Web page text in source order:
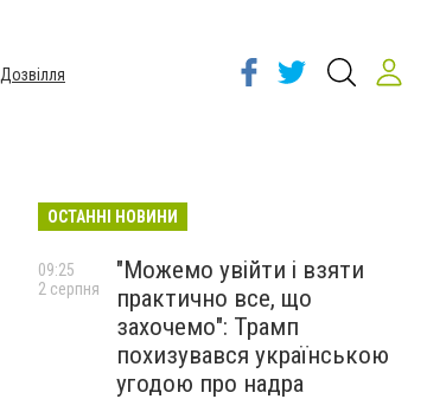
Дозвілля
ОСТАННІ НОВИНИ
"Можемо увійти і взяти
практично все, що
захочемо": Трамп
похизувався українською
угодою про надра
09:25
2 серпня